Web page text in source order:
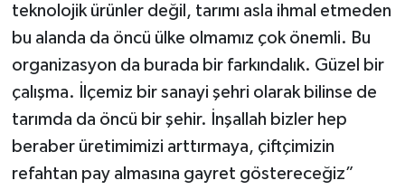
teknolojik ürünler değil, tarımı asla ihmal etmeden
bu alanda da öncü ülke olmamız çok önemli. Bu
organizasyon da burada bir farkındalık. Güzel bir
çalışma. İlçemiz bir sanayi şehri olarak bilinse de
tarımda da öncü bir şehir. İnşallah bizler hep
beraber üretimimizi arttırmaya, çiftçimizin
refahtan pay almasına gayret göstereceğiz”